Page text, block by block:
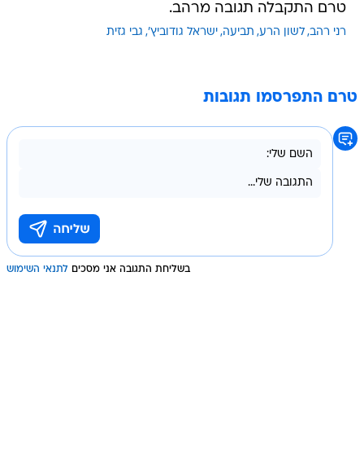
טרם התקבלה תגובה מרהב.
רני רהב לשון הרע תביעה ישראל גודוביץ' גבי גזית
טרם התפרסמו תגובות
בשליחת התגובה אני מסכים לתנאי השימוש